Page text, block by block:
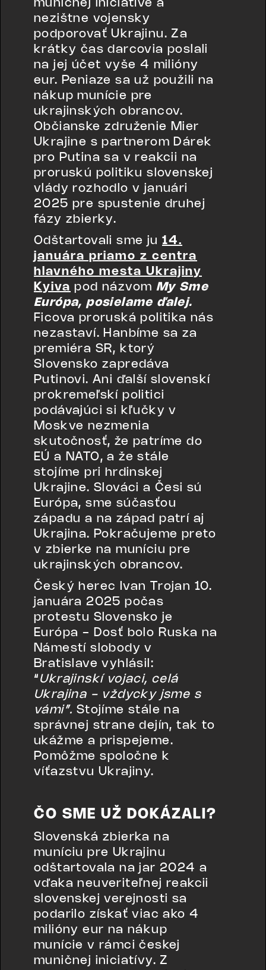
muničnej iniciatíve a
nezištne vojensky
podporovať Ukrajinu. Za
krátky čas darcovia poslali
na jej účet vyše 4 milióny
eur. Peniaze sa už použili na
nákup munície pre
ukrajinských obrancov.
Občianske združenie Mier
Ukrajine s partnerom Dárek
pro Putina sa v reakcii na
proruskú politiku slovenskej
vlády rozhodlo v januári
2025 pre spustenie druhej
fázy zbierky.
Odštartovali sme ju 14.
januára priamo z centra
hlavného mesta Ukrajiny
Kyiva pod názvom My Sme
Európa, posielame ďalej.
Ficova proruská politika nás
nezastaví. Hanbíme sa za
premiéra SR, ktorý
Slovensko zapredáva
Putinovi. Ani ďalší slovenskí
prokremeľskí politici
podávajúci si kľučky v
Moskve nezmenia
skutočnosť, že patríme do
EÚ a NATO, a že stále
stojíme pri hrdinskej
Ukrajine. Slováci a Česi sú
Európa, sme súčasťou
západu a na západ patrí aj
Ukrajina. Pokračujeme preto
v zbierke na muníciu pre
ukrajinských obrancov.
Český herec Ivan Trojan 10.
januára 2025 počas
protestu Slovensko je
Európa - Dosť bolo Ruska na
Námestí slobody v
Bratislave vyhlásil:
“ Ukrajinskí vojaci, celá
Ukrajina - vždycky jsme s
vámi”. Stojíme stále na
správnej strane dejín, tak to
ukážme a prispejeme.
Pomôžme spoločne k
víťazstvu Ukrajiny.
‍ČO SME UŽ DOKÁZALI?
Slovenská zbierka na
muníciu pre Ukrajinu
odštartovala na jar 2024 a
vďaka neuveriteľnej reakcii
slovenskej verejnosti sa
podarilo získať viac ako 4
milióny eur na nákup
munície v rámci českej
muničnej iniciatívy. Z